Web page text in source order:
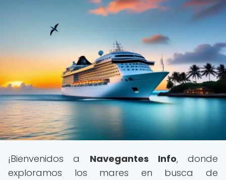
¡Bienvenidos a Navegantes Info, donde
exploramos los mares en busca de